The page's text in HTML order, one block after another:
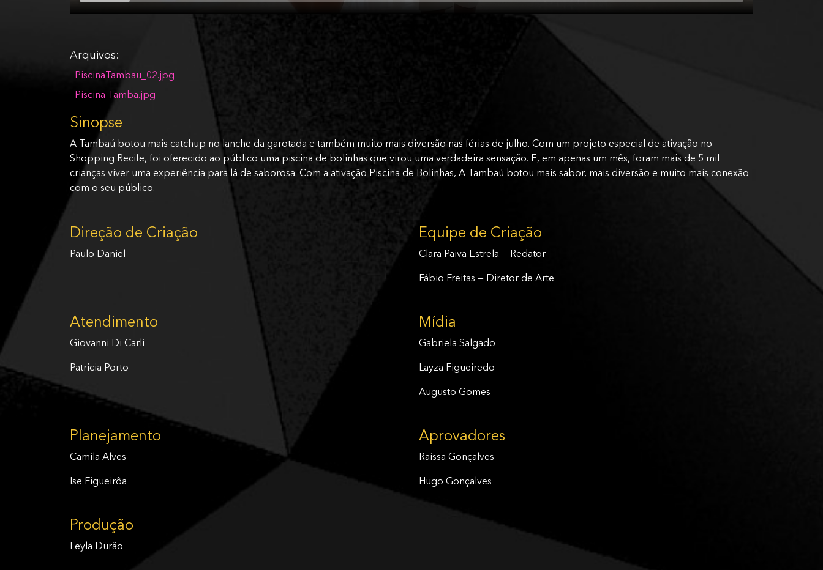
Arquivos:
PiscinaTambau_02.jpg
Piscina Tamba.jpg
Sinopse
A Tambaú botou mais catchup no lanche da garotada e também muito mais diversão nas férias de julho. Com um projeto especial de ativação no
Shopping Recife, foi oferecido ao público uma piscina de bolinhas que virou uma verdadeira sensação. E, em apenas um mês, foram mais de 5 mil
crianças viver uma experiência para lá de saborosa. Com a ativação Piscina de Bolinhas, A Tambaú botou mais sabor, mais diversão e muito mais conexão
com o seu público.
Direção de Criação
Paulo Daniel
Equipe de Criação
Clara Paiva Estrela — Redator
Fábio Freitas — Diretor de Arte
Atendimento
Giovanni Di Carli
Patricia Porto
Mídia
Gabriela Salgado
Layza Figueiredo
Augusto Gomes
Planejamento
Camila Alves
Ise Figueirôa
Aprovadores
Raissa Gonçalves
Hugo Gonçalves
Produção
Leyla Durão